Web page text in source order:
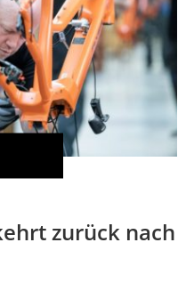
zurück nach